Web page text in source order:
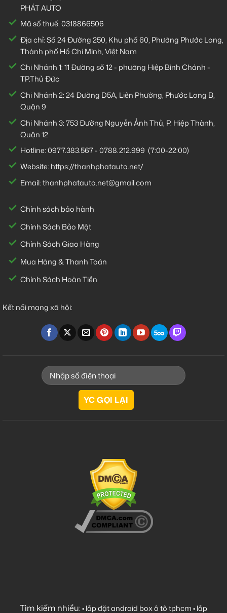
PHÁT AUTO
Mã số thuế: 0318866506
Địa chỉ: Số 24 Đường 250, Khu phố 60, Phường Phước Long,
Thành phố Hồ Chí Minh, Việt Nam
Chi Nhánh 1:11 Đường số 12 - phường Hiệp Bình Chánh -
TP.Thủ Đức
Chi Nhánh 2:24 Đường D5A, Liên Phường, Phước Long B,
Quận 9
Chi Nhánh 3:753 Đường Nguyễn Ảnh Thủ, P. Hiệp Thành,
Quận 12
Hotline:0977.383.567-0788.212.999 (7:00-22:00)
Website: https://thanhphatauto.net/
Email:thanhphatauto.net@gmail.com
Chính sách bảo hành
Chính Sách Bảo Mật
Chính Sách Giao Hàng
Mua Hàng & Thanh Toán
Chính Sách Hoàn Tiền
Kết nối mạng xã hội:
Tìm kiếm nhiều:•lắp đặt android box ô tô tphcm•lắp